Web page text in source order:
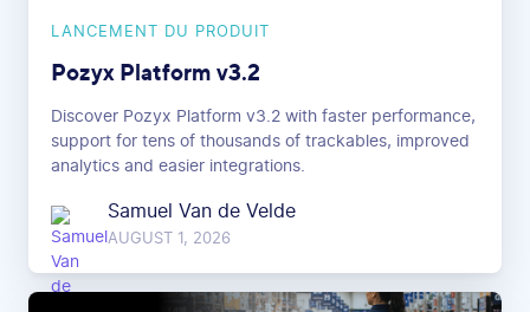
LANCEMENT DU PRODUIT
Pozyx Platform v3.2
Discover Pozyx Platform v3.2 with faster performance,
support for tens of thousands of trackables, improved
analytics and easier integrations.
Samuel Van de Velde
AUGUST 1, 2026